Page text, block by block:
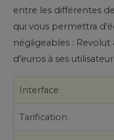
entre les différentes
qui vous permettra
négligeables :
d’euros à ses
Interface
Tarification